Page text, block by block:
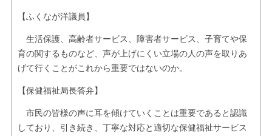
【ふくなが洋議員】
生活保護、高齢者サービス、障害者サービス、子育てや保
育の関するものなど、声が上げにくい立場の人の声を取りあ
げて行くことがこれから重要ではないのか。
【保健福祉局長答弁】
市民の皆様の声に耳を傾けていくことは重要であると認識
しており、引き続き、丁寧な対応と適切な保健福祉サービス